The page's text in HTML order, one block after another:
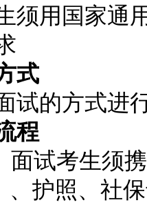
须用国家通
式
试的方式进
程
面试考生须
、护照、社